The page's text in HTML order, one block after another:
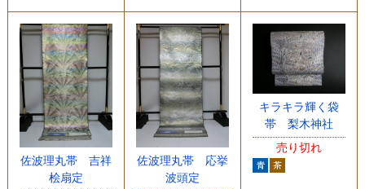
佐波理丸帯 吉祥
桧扇定
佐波理丸帯 応挙
波頭定
キラキラ輝く袋
帯 梨木神社
売り切れ